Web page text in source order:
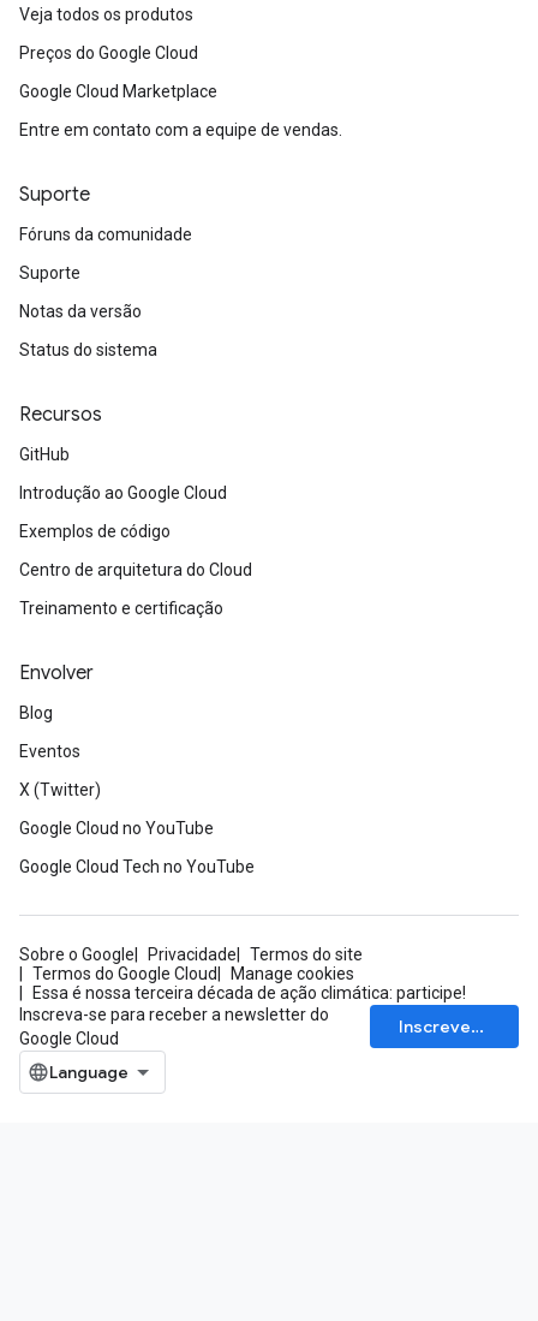
Veja todos os produtos
Preços do Google Cloud
Google Cloud Marketplace
Entre em contato com a equipe de vendas.
Suporte
Fóruns da comunidade
Suporte
Notas da versão
Status do sistema
Recursos
GitHub
Introdução ao Google Cloud
Exemplos de código
Centro de arquitetura do Cloud
Treinamento e certificação
Envolver
Blog
Eventos
X (Twitter)
Google Cloud no YouTube
Google Cloud Tech no YouTube
Sobre o Google Privacidade
Termos do site
Termos do Google Cloud
Manage cookies
Essa é nossa terceira década de ação climática: participe!
Inscreva-se para receber a newsletter do
Google Cloud
Inscrever-se